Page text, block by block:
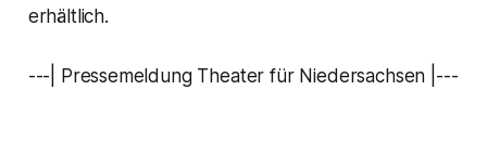
erhältlich.
---| Pressemeldung Theater für Niedersachsen |---